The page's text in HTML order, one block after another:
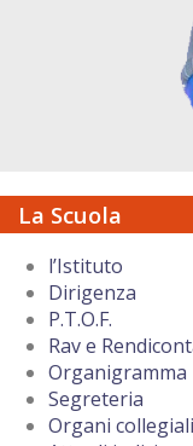
La Scuola
l’Istituto
Dirigenza
P.T.O.F.
Rav e
Organigramma
Segreteria
Organi collegiali